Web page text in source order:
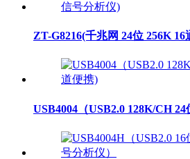
ZT-G8216(千兆网 24位 256K
USB4004（USB2.0 128K/CH